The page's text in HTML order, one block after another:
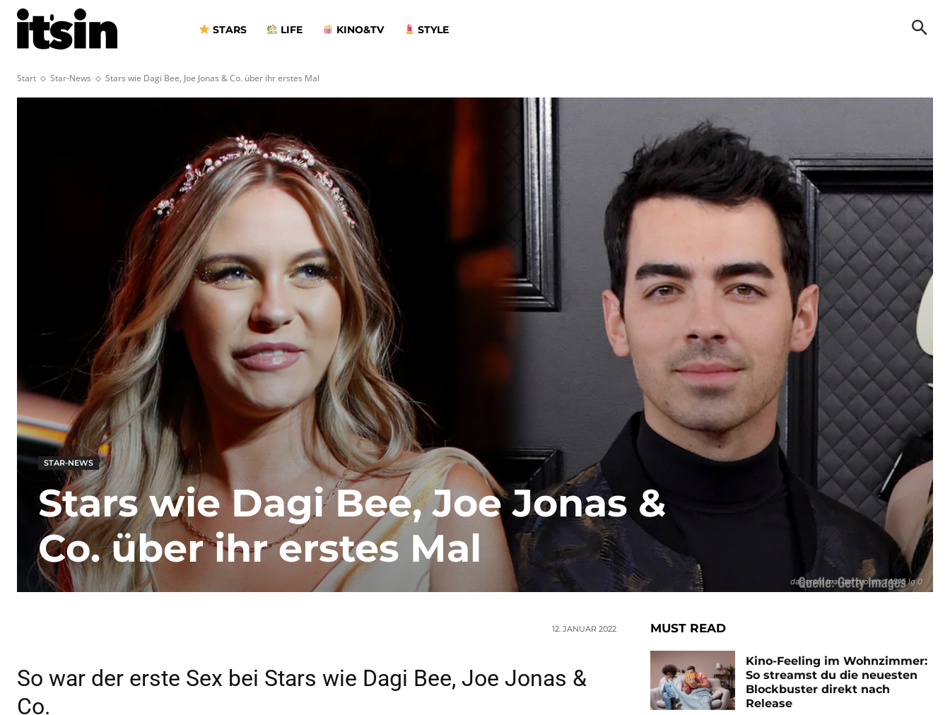
STARS LIFE KINO&TV STYLE
Start Star-News Stars wie Dagi Bee, Joe Jonas & Co. über ihr erstes Mal
das erste mal der promis 14515 lg 0
STAR-NEWS
Stars wie Dagi Bee, Joe Jonas &
Co. über ihr erstes Mal
12. JANUAR 2022
So war der erste Sex bei Stars wie Dagi Bee, Joe Jonas &
Co.
MUST READ
Kino-Feeling im Wohnzimmer:
So streamst du die neuesten
Blockbuster direkt nach
Release